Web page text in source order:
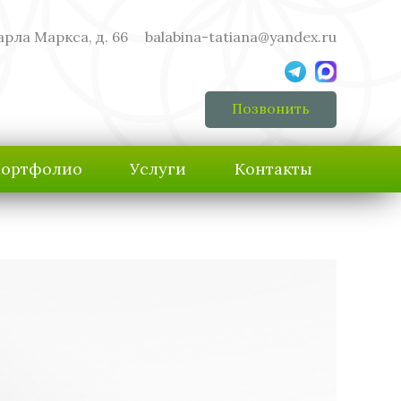
Маркса, д. 66 balabina-tatiana@yandex.ru
Позвонить
Услуги Контакты